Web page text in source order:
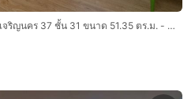
ขาย คอนโด ศุภาลัย ริเวอร์ เพลส - เจริญนคร 37 ชั้น 31 ขนาด 51.35 ตร.ม. - ห้องเปล่า -